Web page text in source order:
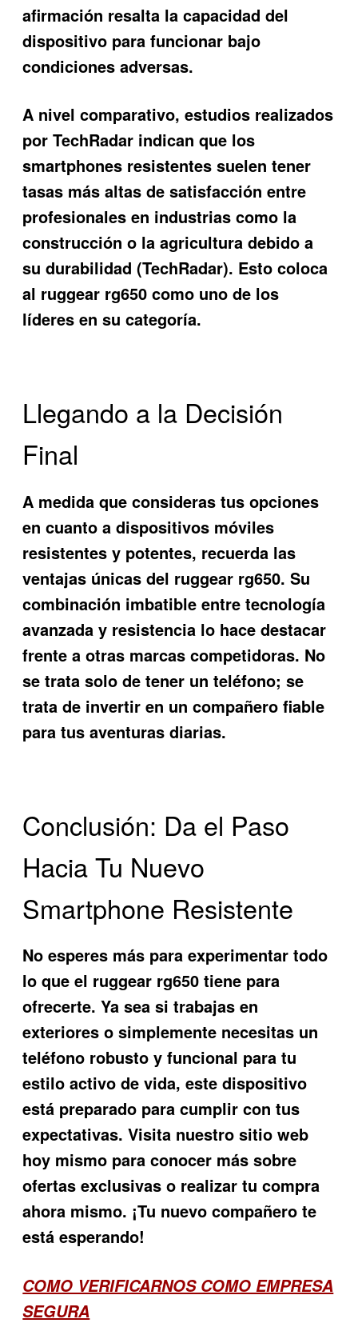
afirmación resalta la capacidad del
dispositivo para funcionar bajo
condiciones adversas.
A nivel comparativo, estudios realizados
por TechRadar indican que los
smartphones resistentes suelen tener
tasas más altas de satisfacción entre
profesionales en industrias como la
construcción o la agricultura debido a
su durabilidad (TechRadar). Esto coloca
al ruggear rg650 como uno de los
líderes en su categoría.
Llegando a la Decisión
Final
A medida que consideras tus opciones
en cuanto a dispositivos móviles
resistentes y potentes, recuerda las
ventajas únicas del ruggear rg650. Su
combinación imbatible entre tecnología
avanzada y resistencia lo hace destacar
frente a otras marcas competidoras. No
se trata solo de tener un teléfono; se
trata de invertir en un compañero fiable
para tus aventuras diarias.
Conclusión: Da el Paso
Hacia Tu Nuevo
Smartphone Resistente
No esperes más para experimentar todo
lo que el ruggear rg650 tiene para
ofrecerte. Ya sea si trabajas en
exteriores o simplemente necesitas un
teléfono robusto y funcional para tu
estilo activo de vida, este dispositivo
está preparado para cumplir con tus
expectativas. Visita nuestro sitio web
hoy mismo para conocer más sobre
ofertas exclusivas o realizar tu compra
ahora mismo. ¡Tu nuevo compañero te
está esperando!
COMO VERIFICARNOS COMO EMPRESA
SEGURA